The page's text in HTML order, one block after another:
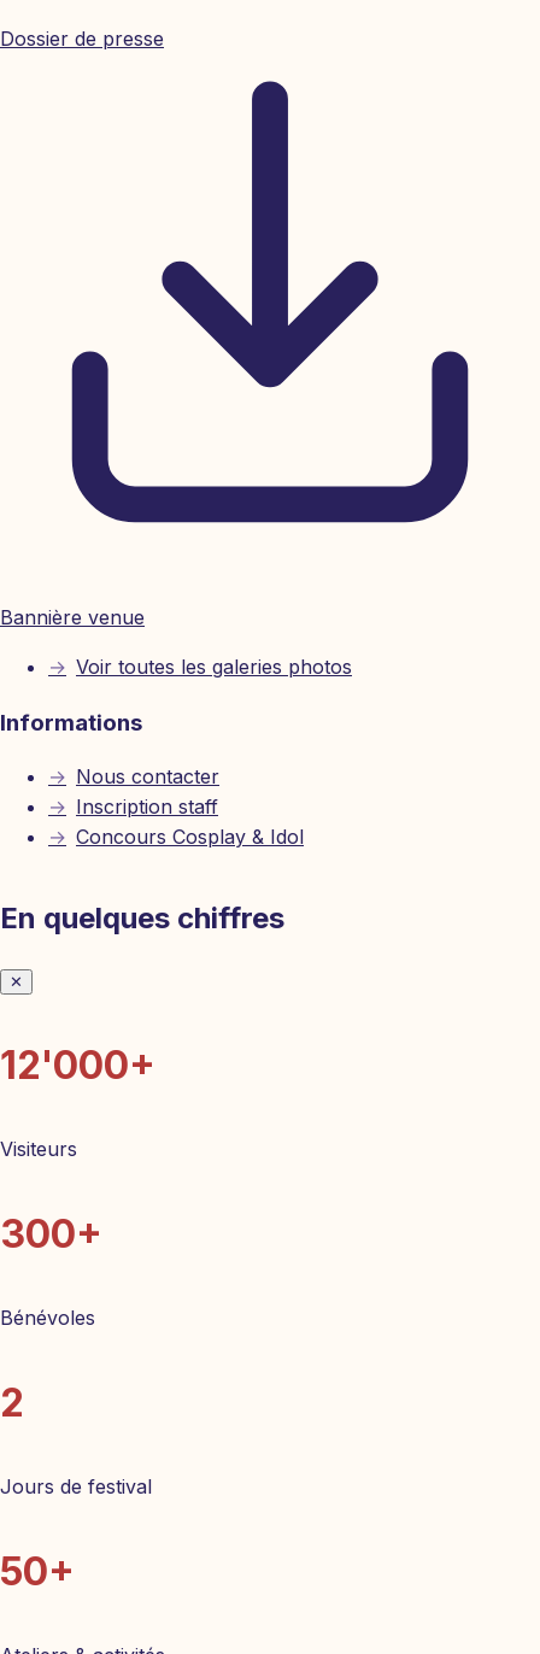
Dossier de presse
Bannière venue
→ Voir toutes les galeries photos
Informations
→ Nous contacter
→ Inscription staff
→ Concours Cosplay & Idol
En quelques chiffres
✕
12'000+
Visiteurs
300+
Bénévoles
2
Jours de festival
50+